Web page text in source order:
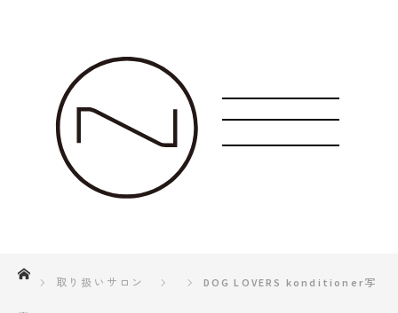
ホーム
取り扱いサロン
DOG LOVERS konditioner写